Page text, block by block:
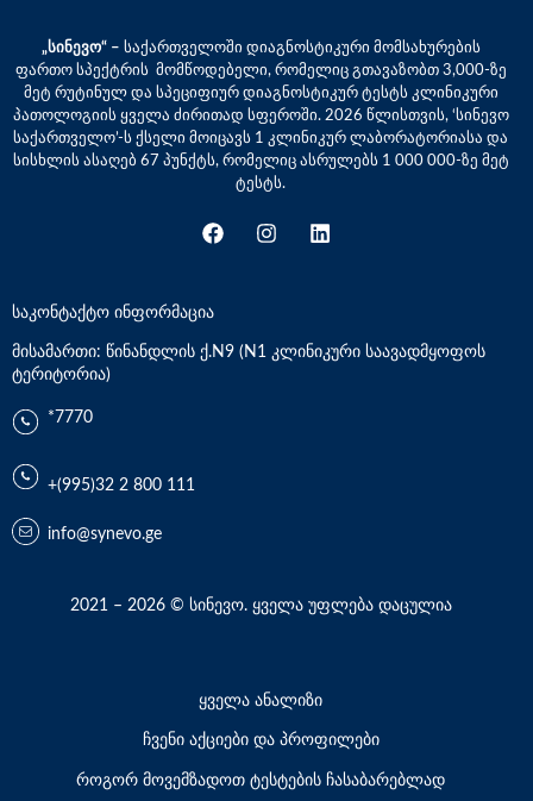
„სინევო“ – საქართველოში დიაგნოსტიკური მომსახურების
ფართო სპექტრის მომწოდებელი, რომელიც გთავაზობთ 3,000-ზე
მეტ რუტინულ და სპეციფიურ დიაგნოსტიკურ ტესტს კლინიკური
პათოლოგიის ყველა ძირითად სფეროში. 2026 წლისთვის, ‘სინევო
საქართველო’-ს ქსელი მოიცავს 1 კლინიკურ ლაბორატორიასა და
სისხლის ასაღებ 67 პუნქტს, რომელიც ასრულებს 1 000 000-ზე მეტ
ტესტს.
საკონტაქტო ინფორმაცია
მისამართი: წინანდლის ქ.N9 (N1 კლინიკური საავადმყოფოს
ტერიტორია)
*7770
+(995)32 2 800 111
info@synevo.ge
2021 – 2026 © სინევო. ყველა უფლება დაცულია
ყველა ანალიზი
ჩვენი აქციები და პროფილები
როგორ მოვემზადოთ ტესტების ჩასაბარებლად